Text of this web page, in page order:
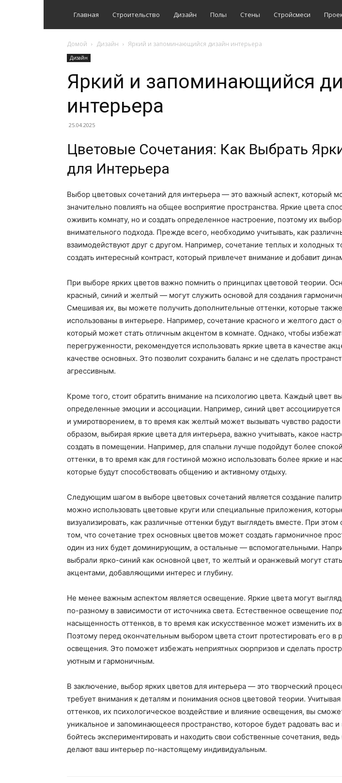
Главная Строительство Дизайн Полы Стены Стройсмеси
Домой Дизайн Яркий и запоминающийся дизайн интерьера
Дизайн
Яркий и запоминающийся
интерьера
25.04.2025
Цветовые Сочетания: Как Выбрать
для Интерьера
Выбор цветовых сочетаний для интерьера — это важный аспект, который
значительно повлиять на общее восприятие пространства. Яркие цвета
оживить комнату, но и создать определенное настроение, поэтому их
внимательного подхода. Прежде всего, необходимо учитывать, как
взаимодействуют друг с другом. Например, сочетание теплых и холодных
создать интересный контраст, который привлечет внимание и добавит
При выборе ярких цветов важно помнить о принципах цветовой теории.
красный, синий и желтый — могут служить основой для создания
Смешивая их, вы можете получить дополнительные оттенки, которые
использованы в интерьере. Например, сочетание красного и желтого даст
который может стать отличным акцентом в комнате. Однако, чтобы
перегруженности, рекомендуется использовать яркие цвета в качестве
качестве основных. Это позволит сохранить баланс и не сделать
агрессивным.
Кроме того, стоит обратить внимание на психологию цвета. Каждый цвет
определенные эмоции и ассоциации. Например, синий цвет ассоциируется
и умиротворением, в то время как желтый может вызывать чувство
образом, выбирая яркие цвета для интерьера, важно учитывать, какое
создать в помещении. Например, для спальни лучше подойдут более
оттенки, в то время как для гостиной можно использовать более яркие и
которые будут способствовать общению и активному отдыху.
Следующим шагом в выборе цветовых сочетаний является создание
можно использовать цветовые круги или специальные приложения,
визуализировать, как различные оттенки будут выглядеть вместе. При этом
том, что сочетание трех основных цветов может создать гармоничное
один из них будет доминирующим, а остальные — вспомогательными.
выбрали ярко-синий как основной цвет, то желтый и оранжевый могут
акцентами, добавляющими интерес и глубину.
Не менее важным аспектом является освещение. Яркие цвета могут
по-разному в зависимости от источника света. Естественное освещение
насыщенность оттенков, в то время как искусственное может изменить их
Поэтому перед окончательным выбором цвета стоит протестировать его в
освещения. Это поможет избежать неприятных сюрпризов и сделать
уютным и гармоничным.
В заключение, выбор ярких цветов для интерьера — это творческий
требует внимания к деталям и понимания основ цветовой теории.
оттенков, их психологическое воздействие и влияние освещения, вы
уникальное и запоминающееся пространство, которое будет радовать вас
бойтесь экспериментировать и находить свои собственные сочетания,
делают ваш интерьер по-настоящему индивидуальным.